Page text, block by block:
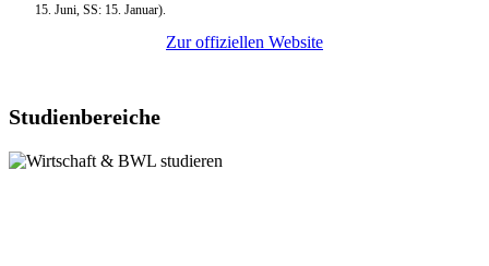
15. Juni, SS: 15. Januar).
Zur offiziellen Website
Studienbereiche